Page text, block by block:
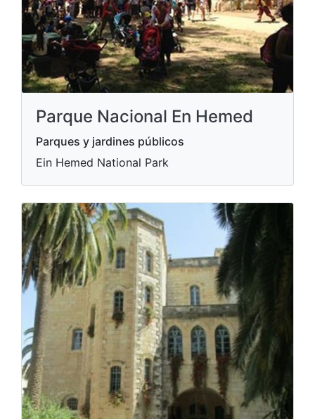
Parque Nacional En Hemed
Parques y jardines públicos
Ein Hemed National Park